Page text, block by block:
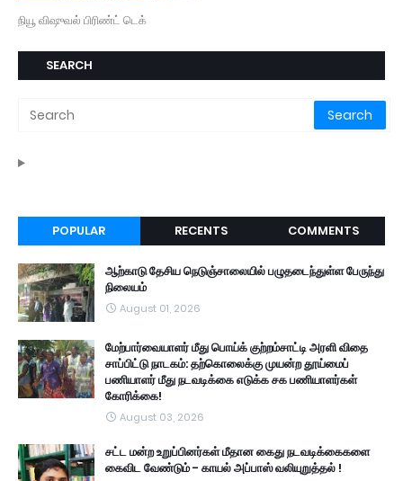
நியூ விஷுவல் பிரிண்ட் டெக்
SEARCH
POPULAR RECENTS COMMENTS
ஆற்காடு தேசிய நெடுஞ்சாலையில் பழுதடைந்துள்ள பேருந்து
நிலையம்
August 01, 2026
மேற்பார்வையாளர் மீது பொய்க் குற்றம்சாட்டி அரளி விதை
சாப்பிட்டு நாடகம்: தற்கொலைக்கு முயன்ற தூய்மைப்
பணியாளர் மீது நடவடிக்கை எடுக்க சக பணியாளர்கள்
கோரிக்கை!
August 03, 2026
சட்ட மன்ற உறுப்பினர்கள் மீதான கைது நடவடிக்கைகளை
கைவிட வேண்டும் - காயல் அப்பாஸ் வலியுறுத்தல் !